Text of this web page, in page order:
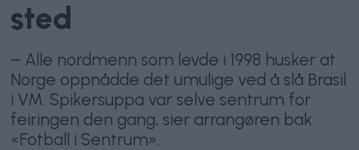
sted
– Alle nordmenn som levde i 1998 husker at
Norge oppnådde det umulige ved å slå Brasil
i VM. Spikersuppa var selve sentrum for
feiringen den gang, sier arrangøren bak
«Fotball i Sentrum».